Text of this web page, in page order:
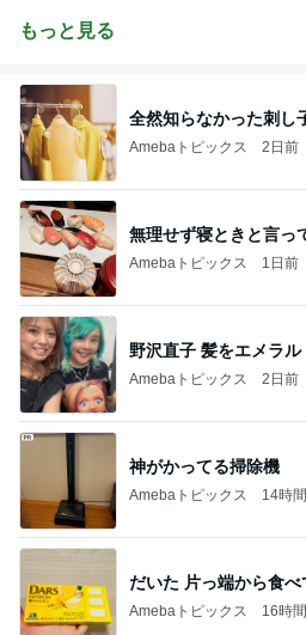
もっと見る
全然知らなかった刺し
Amebaトピックス 2日前
無理せず寝ときと言っ
Amebaトピックス 1日前
野沢直子 髪をエメラル
Amebaトピックス 2日前
神がかってる掃除機
Amebaトピックス 14時
だいた 片っ端から食
Amebaトピックス 16時